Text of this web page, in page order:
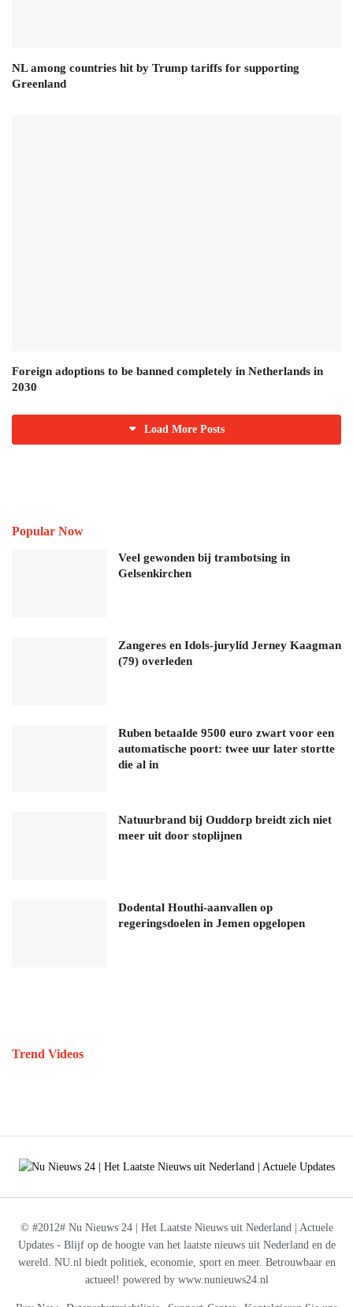
NL among countries hit by Trump tariffs for supporting
Greenland
Foreign adoptions to be banned completely in Netherlands in
2030
Load More Posts
Popular Now
Veel gewonden bij trambotsing in
Gelsenkirchen
Zangeres en Idols-jurylid Jerney Kaagman
(79) overleden
Ruben betaalde 9500 euro zwart voor een
automatische poort: twee uur later stortte
die al in
Natuurbrand bij Ouddorp breidt zich niet
meer uit door stoplijnen
Dodental Houthi-aanvallen op
regeringsdoelen in Jemen opgelopen
Trend Videos
© #2012# Nu Nieuws 24 | Het Laatste Nieuws uit Nederland | Actuele
Updates - Blijf op de hoogte van het laatste nieuws uit Nederland en de
wereld. NU.nl biedt politiek, economie, sport en meer. Betrouwbaar en
actueel! powered by www.nunieuws24.nl